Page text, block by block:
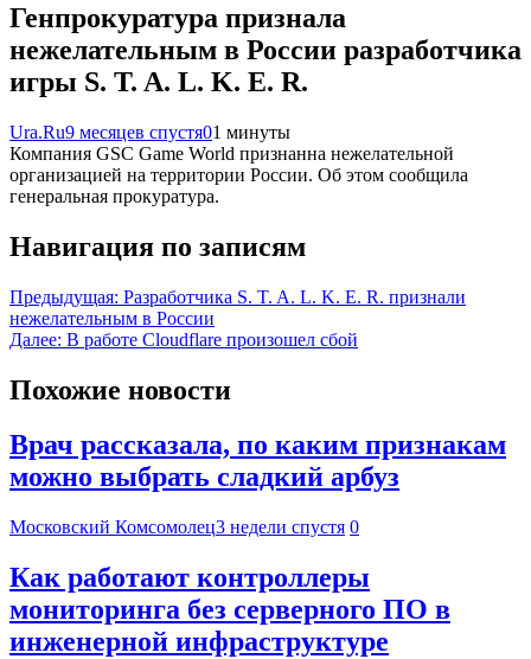
Генпрокуратура признала
нежелательным в России разработчика
игры S. T. A. L. K. E. R.
Ura.Ru9 месяцев спустя01 минуты
Компания GSC Game World признанна нежелательной
организацией на территории России. Об этом сообщила
генеральная прокуратура.
Навигация по записям
Предыдущая: Разработчика S. T. A. L. K. E. R. признали
нежелательным в России
Далее: В работе Cloudflare произошел сбой
Похожие новости
Врач рассказала, по каким признакам
можно выбрать сладкий арбуз
Московский Комсомолец3 недели спустя 0
Как работают контроллеры
мониторинга без серверного ПО в
инженерной инфраструктуре